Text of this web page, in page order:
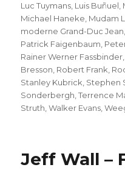
Luc Tuymans, Luis Buñuel,
Michael Haneke, Mudam
moderne Grand-Duc Jean,
Patrick Faigenbaum,
Rainer Werner Fassbinder,
Bresson, Robert Frank,
Stanley Kubrick, Stephen
Sonderbergh,Terrence
Struth,Walker Evans,
Jeff Wall –